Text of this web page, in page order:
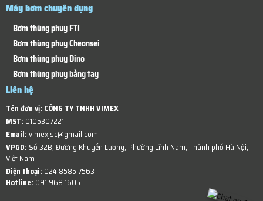
Máy bơm chuyên dụng
Bơm thùng phuy FTI
Bơm thùng phuy Cheonsei
Bơm thùng phuy Dino
Bơm thùng phuy bằng tay
Liên hệ
Tên đơn vị: CÔNG TY TNHH VIMEX
MST: 0105307221
Email:vimexjsc@gmail.com
VPGD: Số 32B, Đường Khuyến Lương, Phường Lĩnh Nam, Thành phố Hà Nội,
Việt Nam
Điện thoại: 024.8585.7563
Hotline: 091.968.1605